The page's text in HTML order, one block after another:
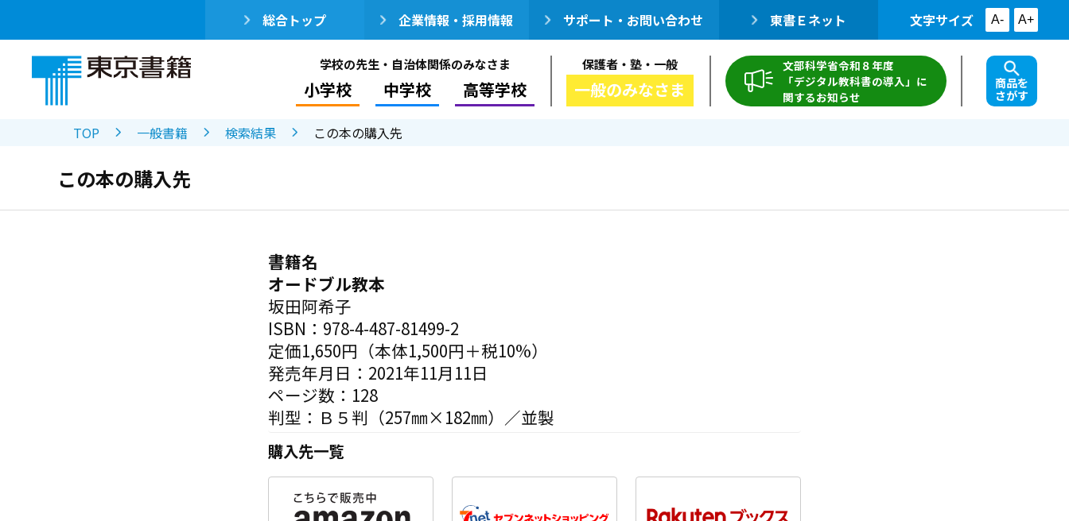
総合トップ 企業情報・採用情報 サポート・お問い合わせ 東書Ｅネット 文字サイズ A- A+
学校の先生・自治体関係のみなさま
小学校 中学校 高等学校
保護者・塾・一般
一般のみなさま
文部科学省令和８年度
「デジタル教科書の導入」に
関するお知らせ
商品を
さがす
TOP 一般書籍 検索結果 この本の購入先
この本の購入先
書籍名
オードブル教本
坂田阿希子
ISBN：978-4-487-81499-2
定価1,650円（本体1,500円＋税10%）
発売年月日：2021年11月11日
ページ数：128
判型：Ｂ５判（257㎜×182㎜）／並製
購入先一覧